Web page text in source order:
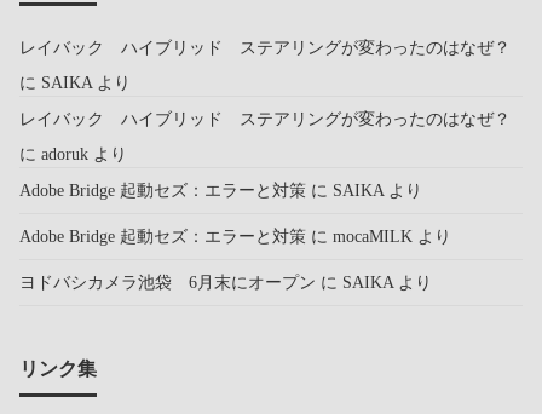
レイバック ハイブリッド ステアリングが変わったのはなぜ？
に SAIKA より
レイバック ハイブリッド ステアリングが変わったのはなぜ？
に adoruk より
Adobe Bridge 起動セズ：エラーと対策 に SAIKA より
Adobe Bridge 起動セズ：エラーと対策 に mocaMILK より
ヨドバシカメラ池袋 6月末にオープン に SAIKA より
リンク集